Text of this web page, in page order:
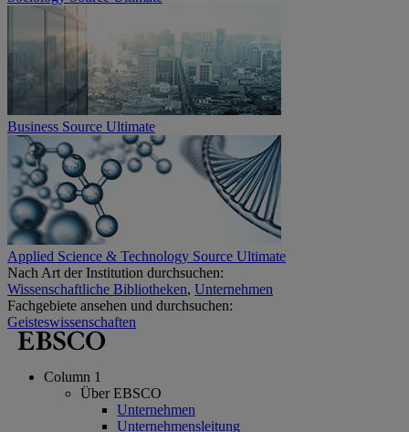
Business Source Ultimate
Applied Science & Technology Source Ultimate
Nach Art der Institution durchsuchen:
Wissenschaftliche Bibliotheken, Unternehmen
Fachgebiete ansehen und durchsuchen:
Geisteswissenschaften
Column 1
Über EBSCO
Unternehmen
Unternehmensleitung